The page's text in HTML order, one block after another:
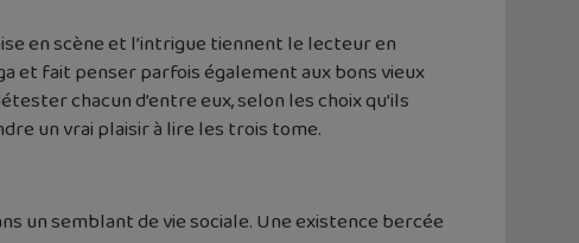
en scène et l’intrigue tiennent le lecteur en
et fait penser parfois également aux bons vieux
chacun d’entre eux, selon les choix qu’ils
un vrai plaisir à lire les trois tome.
un semblant de vie sociale. Une existence bercée